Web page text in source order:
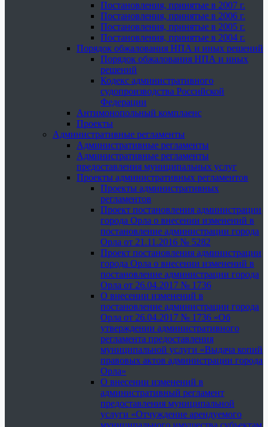
Постановления, принятые в 2007 г.
Постановления, принятые в 2006 г.
Постановления, принятые в 2005 г.
Постановления, принятые в 2004 г.
Порядок обжалования НПА и иных решений
Порядок обжалования НПА и иных
решений
Кодекс административного
судопроизводства Российской
Федерации
Антимонопольный комплаенс
Проекты
Административные регламенты
Административные регламенты
Административные регламенты
предоставления муниципальных услуг
Проекты административных регламентов
Проекты административных
регламентов
Проект постановления администрации
города Орла о внесении изменений в
постановление администрации города
Орла от 21.11.2016 № 5282
Проект постановления администрации
города Орла о внесении изменений в
постановление администрации города
Орла от 26.04.2017 № 1736
О внесении изменений в
постановление администрации города
Орла от 26.04.2017 № 1736 «Об
утверждении административного
регламента предоставления
муниципальной услуги «Выдача копий
правовых актов администрации города
Орла»
О внесении изменений в
административный регламент
предоставления муниципальной
услуги «Отчуждение арендуемого
муниципального имущества субъектам